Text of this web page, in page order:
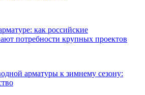
как российские
потребности крупных проектов
арматуры к зимнему сезону: